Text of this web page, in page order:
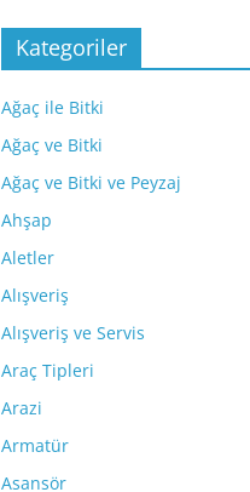
Kategoriler
Ağaç ile Bitki
Ağaç ve Bitki
Ağaç ve Bitki ve Peyzaj
Ahşap
Aletler
Alışveriş
Alışveriş ve Servis
Araç Tipleri
Arazi
Armatür
Asansör